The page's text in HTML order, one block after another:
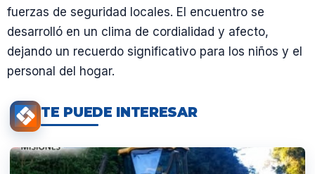
fuerzas de seguridad locales. El encuentro se
desarrolló en un clima de cordialidad y afecto,
dejando un recuerdo significativo para los niños y el
personal del hogar.
TE PUEDE INTERESAR